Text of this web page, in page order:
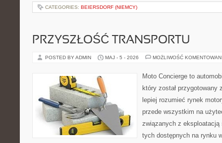
CATEGORIES: BEIERSDORF (NIEMCY)
PRZYSZŁOŚĆ TRANSPORTU
POSTED BY ADMIN MAJ - 5 - 2026 MOŻLIWOŚĆ
Moto Concierge to
który został
lepiej rozumieć rynek
przede wszystkim na
związanych z eksploatacją
tych dostępnych na rynku